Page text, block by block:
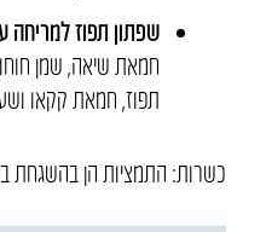
שפתון תפוז
חמאת שיאה, שמן
תפוז, חמאת קקאו
כשרות: התמציות הן בהשגחת